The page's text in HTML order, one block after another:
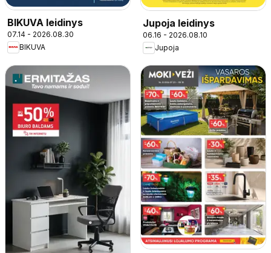
BIKUVA leidinys
07.14 - 2026.08.30
BIKUVA
Jupoja leidinys
06.16 - 2026.08.10
Jupoja